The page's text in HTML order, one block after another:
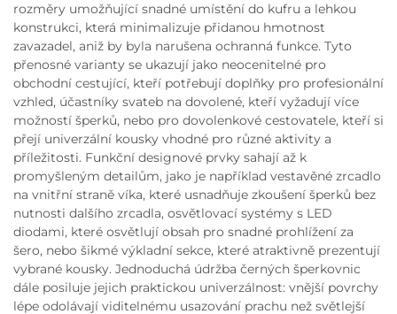
rozměry umožňující snadné umístění do kufru a lehkou
konstrukci, která minimalizuje přidanou hmotnost
zavazadel, aniž by byla narušena ochranná funkce. Tyto
přenosné varianty se ukazují jako neocenitelné pro
obchodní cestující, kteří potřebují doplňky pro profesionální
vzhled, účastníky svateb na dovolené, kteří vyžadují více
možností šperků, nebo pro dovolenkové cestovatele, kteří si
přejí univerzální kousky vhodné pro různé aktivity a
příležitosti. Funkční designové prvky sahají až k
promyšleným detailům, jako je například vestavěné zrcadlo
na vnitřní straně víka, které usnadňuje zkoušení šperků bez
nutnosti dalšího zrcadla, osvětlovací systémy s LED
diodami, které osvětlují obsah pro snadné prohlížení za
šero, nebo šikmé výkladní sekce, které atraktivně prezentují
vybrané kousky. Jednoduchá údržba černých šperkovnic
dále posiluje jejich praktickou univerzálnost: vnější povrchy
lépe odolávají viditelnému usazování prachu než světlejší